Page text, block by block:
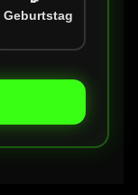
Geburtstag